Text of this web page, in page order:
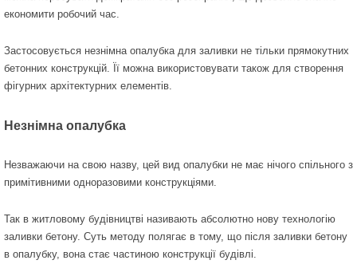
економити робочий час.
Застосовується незнімна опалубка для заливки не тільки прямокутних
бетонних конструкцій. Її можна використовувати також для створення
фігурних архітектурних елементів.
Незнімна опалубка
Незважаючи на свою назву, цей вид опалубки не має нічого спільного з
примітивними одноразовими конструкціями.
Так в житловому будівництві називають абсолютно нову технологію
заливки бетону. Суть методу полягає в тому, що після заливки бетону
в опалубку, вона стає частиною конструкції будівлі.